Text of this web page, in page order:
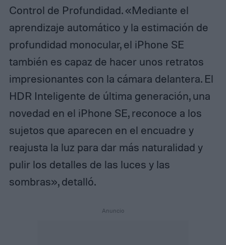
Control de Profundidad. «Mediante el
aprendizaje automático y la estimación de
profundidad monocular, el iPhone SE
también es capaz de hacer unos retratos
impresionantes con la cámara delantera. El
HDR Inteligente de última generación, una
novedad en el iPhone SE, reconoce a los
sujetos que aparecen en el encuadre y
reajusta la luz para dar más naturalidad y
pulir los detalles de las luces y las
sombras», detalló.